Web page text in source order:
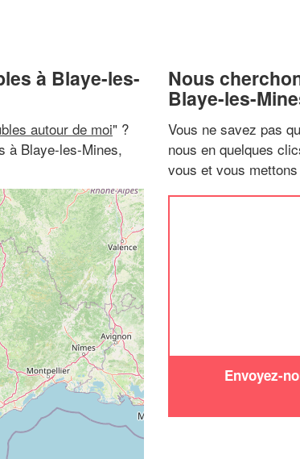
à Blaye-les-
autour de moi" ?
à Blaye-les-Mines,
Nous
Blaye-les-
Vous ne savez pas
nous en quelques
vous et vous
Envoyez-